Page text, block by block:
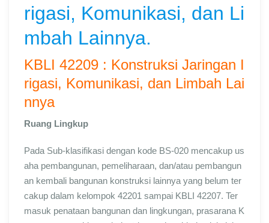
rigasi, Komunikasi, dan Li
mbah Lainnya.
KBLI 42209 : Konstruksi Jaringan I
rigasi, Komunikasi, dan Limbah Lai
nnya
Ruang Lingkup
Pada Sub-klasifikasi dengan kode BS-020 mencakup us
aha pembangunan, pemeliharaan, dan/atau pembangun
an kembali bangunan konstruksi lainnya yang belum ter
cakup dalam kelompok 42201 sampai KBLI 42207. Ter
masuk penataan bangunan dan lingkungan, prasarana K